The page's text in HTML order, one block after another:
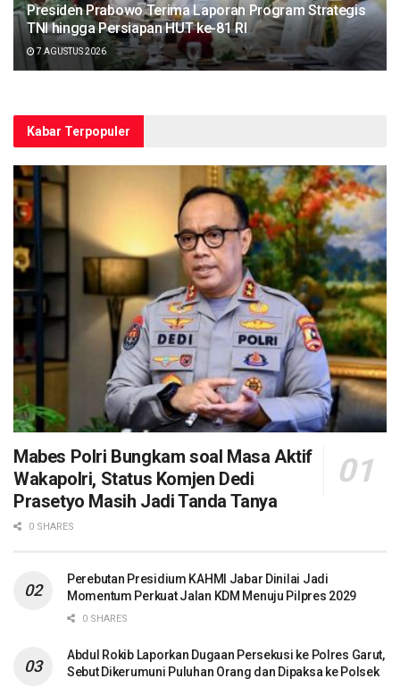
Presiden Prabowo Terima Laporan Program Strategis
TNI hingga Persiapan HUT ke-81 RI
7 AGUSTUS 2026
Kabar Terpopuler
Mabes Polri Bungkam soal Masa Aktif
Wakapolri, Status Komjen Dedi
Prasetyo Masih Jadi Tanda Tanya
0 SHARES
Perebutan Presidium KAHMI Jabar Dinilai Jadi
Momentum Perkuat Jalan KDM Menuju Pilpres 2029
0 SHARES
Abdul Rokib Laporkan Dugaan Persekusi ke Polres Garut,
Sebut Dikerumuni Puluhan Orang dan Dipaksa ke Polsek